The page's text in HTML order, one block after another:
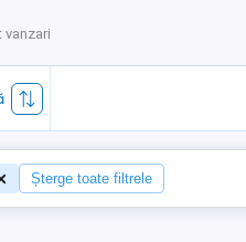
vanzari
Șterge toate filtrele